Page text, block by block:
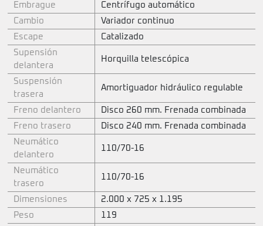
Embrague
Centrífugo automático
Cambio
Variador continuo
Escape
Catalizado
Supensión
delantera
Horquilla telescópica
Suspensión
trasera
Amortiguador hidráulico regulable
Freno delantero
Disco 260 mm. Frenada combinada
Freno trasero
Disco 240 mm. Frenada combinada
Neumático
delantero
110/70-16
Neumático
trasero
110/70-16
Dimensiones
2.000 x 725 x 1.195
Peso
119